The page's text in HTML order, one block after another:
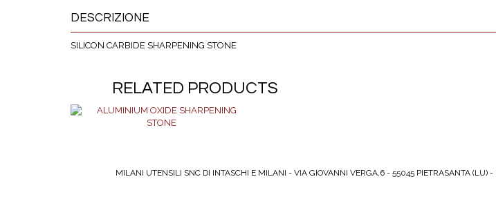
DESCRIZIONE
SILICON CARBIDE SHARPENING STONE
RELATED PRODUCTS
MILANI UTENSILI SNC DI INTASCHI E MILANI - VIA GIOVANNI VERGA,6 - 55045 PIETRASANTA